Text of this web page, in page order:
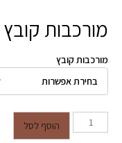
מורכבות קובץ
מורכבות קובץ
כמות של חיתוך פלטות עץ לפי
הוסף לסל